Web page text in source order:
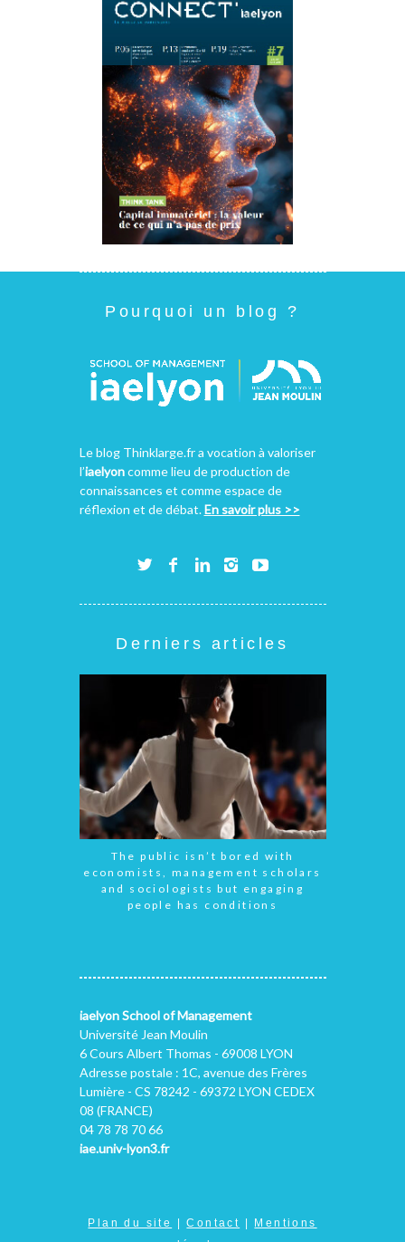
Pourquoi un blog ?
Le blog Thinklarge.fr a vocation à valoriser
l’iaelyoncomme lieu de production de
connaissances et comme espace de
réflexion et de débat.En savoir plus >>
Derniers articles
The public isn’t bored with
economists, management scholars
and sociologists but engaging
people has conditions
iaelyon School of Management
Université Jean Moulin
6 Cours Albert Thomas - 69008 LYON
Adresse postale : 1C, avenue des Frères
Lumière - CS 78242 - 69372 LYON CEDEX
08 (FRANCE)
04 78 78 70 66
iae.univ-lyon3.fr
Plan du site |Contact | Mentions